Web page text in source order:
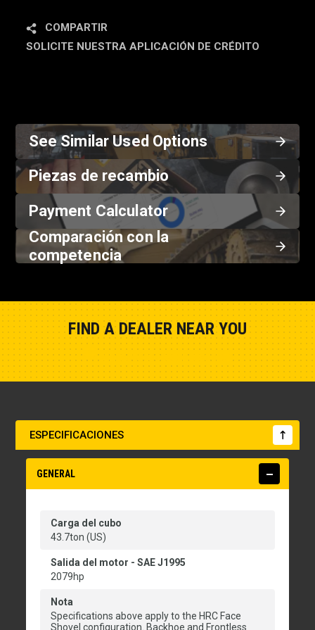
COMPARTIR
SOLICITE NUESTRA APLICACIÓN DE CRÉDITO
See Similar Used Options
Piezas de recambio
Payment Calculator
Comparación con la
competencia
FIND A DEALER NEAR YOU
ESPECIFICACIONES
GENERAL
Carga del cubo
43.7ton (US)
Salida del motor - SAE J1995
2079hp
Nota
Specifications above apply to the HRC Face
Shovel configuration. Backhoe and Frontless